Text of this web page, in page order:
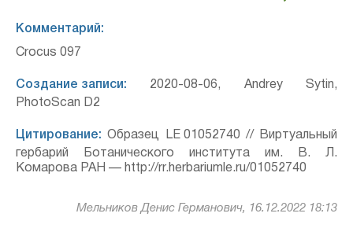
Комментарий:
Crocus 097
Создание записи: 2020-08-06, Andrey Sytin,
PhotoScan D2
Цитирование: Образец LE 01052740 // Виртуальный
гербарий Ботанического института им. В. Л.
Комарова РАН — http://rr.herbariumle.ru/01052740
Мельников Денис Германович, 16.12.2022 18:13